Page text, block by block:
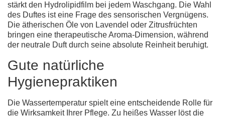
stärkt den Hydrolipidfilm bei jedem Waschgang. Die Wahl
des Duftes ist eine Frage des sensorischen Vergnügens.
Die ätherischen Öle von Lavendel oder Zitrusfrüchten
bringen eine therapeutische Aroma-Dimension, während
der neutrale Duft durch seine absolute Reinheit beruhigt.
Gute natürliche
Hygienepraktiken
Die Wassertemperatur spielt eine entscheidende Rolle für
die Wirksamkeit Ihrer Pflege. Zu heißes Wasser löst die